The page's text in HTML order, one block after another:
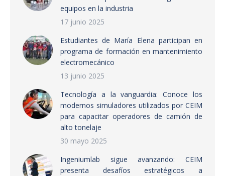
equipos en la industria
17 junio 2025
Estudiantes de María Elena participan en
programa de formación en mantenimiento
electromecánico
13 junio 2025
Tecnología a la vanguardia: Conoce los
modernos simuladores utilizados por CEIM
para capacitar operadores de camión de
alto tonelaje
30 mayo 2025
Ingeniumlab sigue avanzando: CEIM
presenta desafíos estratégicos a